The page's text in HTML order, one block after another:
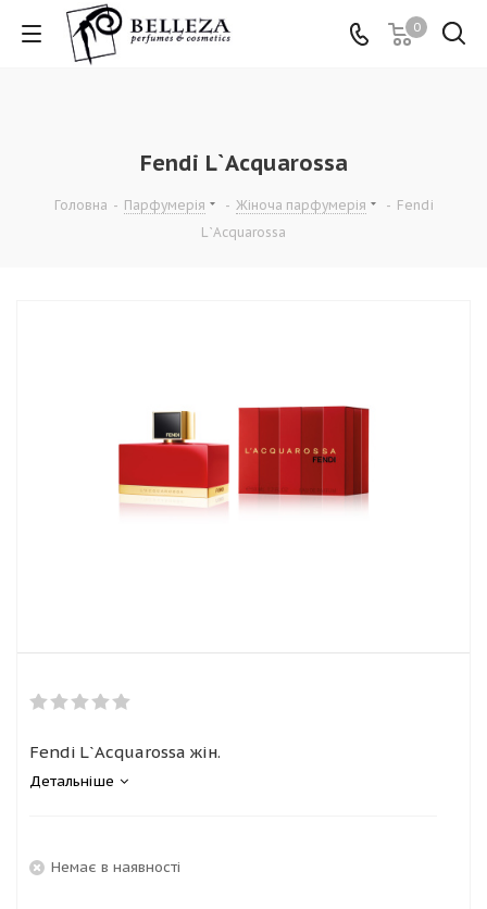
0
Fendi L`Acquarossa
Головна - Парфумерія - Жіноча парфумерія - Fendi
L`Acquarossa
Fendi L`Acquarossa жін.
Детальніше
Немає в наявності